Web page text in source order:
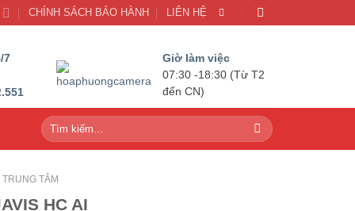
CHÍNH SÁCH BẢO HÀNH LIÊN HỆ
7 Giờ làm việc
07:30 -18:30 (Từ T2
đến CN)
Tìm
kiếm:
TÂM
HC AI